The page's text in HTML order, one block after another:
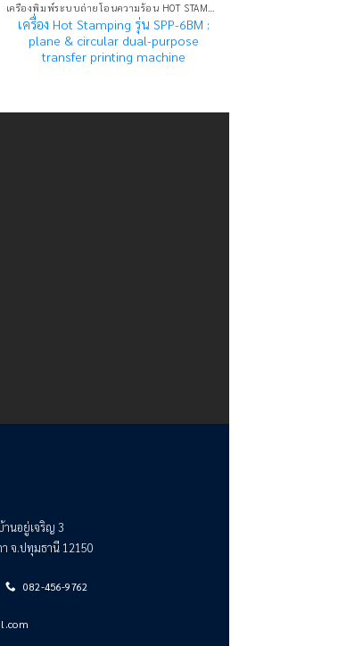
เครื่องพิมพ์ระบบถ่ายโอนความร้อน HOT STAMPING MACHINE
เครื่อง Hot Stamping รุ่น SPP-6BM :
plane & circular dual-purpose
transfer printing machine
นอยู่เจริญ 3
จ.ปทุมธานี 12150
082-456-9762